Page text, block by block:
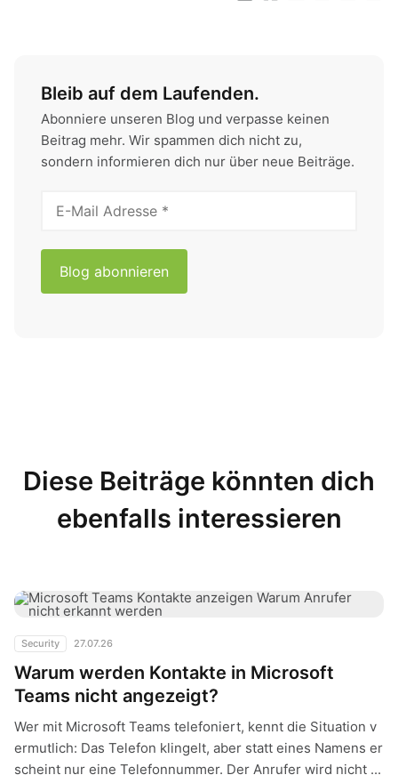
Bleib auf dem Laufenden.
Abonniere unseren Blog und verpasse keinen
Beitrag mehr. Wir spammen dich nicht zu,
sondern informieren dich nur über neue Beiträge.
Diese Beiträge könnten dich
ebenfalls interessieren
Security 27.07.26
Warum werden Kontakte in Microsoft
Teams nicht angezeigt?
Wer mit Microsoft Teams telefoniert, kennt die Situation v
ermutlich: Das Telefon klingelt, aber statt eines Namens er
scheint nur eine Telefonnummer. Der Anrufer wird nicht ...
Warum werden Kontakte in Microsoft Teams nicht angezeigt?